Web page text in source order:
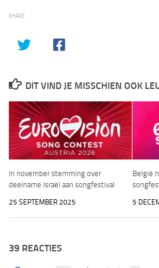
SHARE
DIT VIND JE MISSCHIEN OOK
In november stemming over
deelname Israël aan songfestival
25 SEPTEMBER 2025
België
5
39 REACTIES